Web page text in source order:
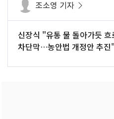
조소영 기자
신장식 "유통 물 돌아가듯 흐
차단막…농안법 개정안 추진"